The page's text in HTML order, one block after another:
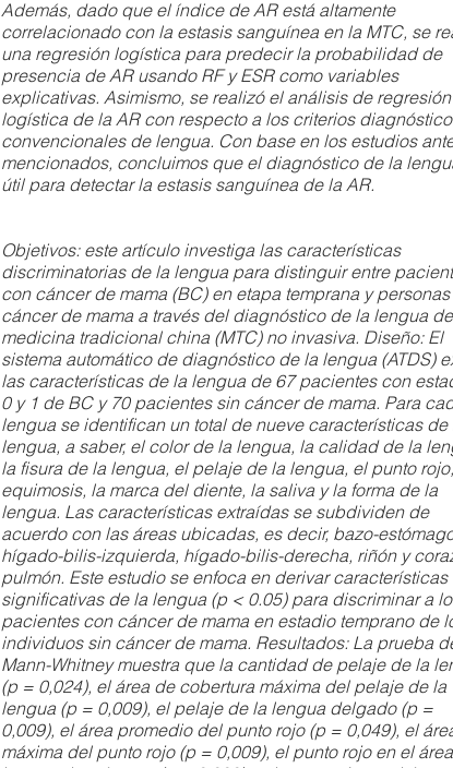
Además, dado que el índice de AR está altamente
correlacionado con la estasis sanguínea en la MTC, se
una regresión logística para predecir la probabilidad de
presencia de AR usando RF y ESR como variables
explicativas. Asimismo, se realizó el análisis de regresión
logística de la AR con respecto a los criterios
convencionales de lengua. Con base en los estudios
mencionados, concluimos que el diagnóstico de la
útil para detectar la estasis sanguínea de la AR.
Objetivos: este artículo investiga las características
discriminatorias de la lengua para distinguir entre
con cáncer de mama (BC) en etapa temprana y
cáncer de mama a través del diagnóstico de la lengua
medicina tradicional china (MTC) no invasiva. Diseño: El
sistema automático de diagnóstico de la lengua (ATDS)
las características de la lengua de 67 pacientes con
0 y 1 de BC y 70 pacientes sin cáncer de mama. Para
lengua se identifican un total de nueve características de
lengua, a saber, el color de la lengua, la calidad de la
la fisura de la lengua, el pelaje de la lengua, el punto
equimosis, la marca del diente, la saliva y la forma de la
lengua. Las características extraídas se subdividen de
acuerdo con las áreas ubicadas, es decir, bazo-
hígado-bilis-izquierda, hígado-bilis-derecha, riñón y
pulmón. Este estudio se enfoca en derivar características
significativas de la lengua (p < 0.05) para discriminar a
pacientes con cáncer de mama en estadio temprano de
individuos sin cáncer de mama. Resultados: La prueba
Mann-Whitney muestra que la cantidad de pelaje de la
(p = 0,024), el área de cobertura máxima del pelaje de la
lengua (p = 0,009), el pelaje de la lengua delgado (p =
0,009), el área promedio del punto rojo (p = 0,049), el
máxima del punto rojo (p = 0,009), el punto rojo en el